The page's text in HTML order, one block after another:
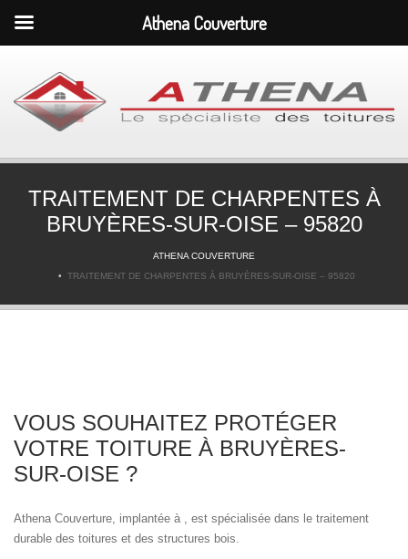
TRAITEMENT DE CHARPENTES À
BRUYÈRES-SUR-OISE – 95820
ATHENA COUVERTURE
TRAITEMENT DE CHARPENTES À BRUYÈRES-SUR-OISE – 95820
VOUS SOUHAITEZ PROTÉGER
VOTRE TOITURE À BRUYÈRES-
SUR-OISE ?
Athena Couverture, implantée à , est spécialisée dans le traitement
durable des toitures et des structures bois.
Athena Couverture